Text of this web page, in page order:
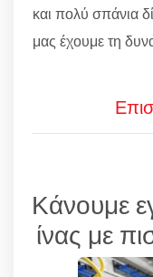
και πολύ σπάνια
μας έχουμε τη
Κάνουμε
ίνας με